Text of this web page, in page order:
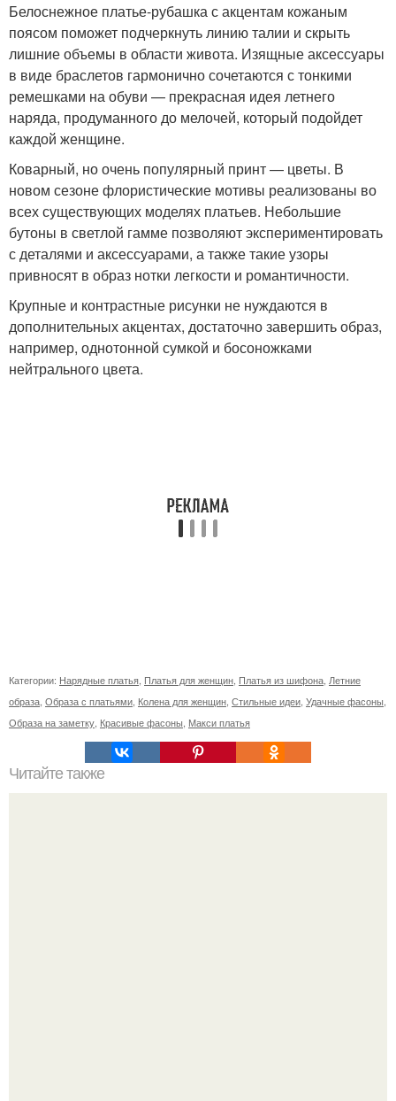
Белоснежное платье-рубашка с акцентам кожаным
поясом поможет подчеркнуть линию талии и скрыть
лишние объемы в области живота. Изящные аксессуары
в виде браслетов гармонично сочетаются с тонкими
ремешками на обуви — прекрасная идея летнего
наряда, продуманного до мелочей, который подойдет
каждой женщине.
Коварный, но очень популярный принт — цветы. В
новом сезоне флористические мотивы реализованы во
всех существующих моделях платьев. Небольшие
бутоны в светлой гамме позволяют экспериментировать
с деталями и аксессуарами, а также такие узоры
привносят в образ нотки легкости и романтичности.
Крупные и контрастные рисунки не нуждаются в
дополнительных акцентах, достаточно завершить образ,
например, однотонной сумкой и босоножками
нейтрального цвета.
Категории: Нарядные платья, Платья для женщин, Платья из шифона, Летние
образа, Образа с платьями, Колена для женщин, Стильные идеи, Удачные фасоны,
Образа на заметку, Красивые фасоны, Макси платья
Читайте также